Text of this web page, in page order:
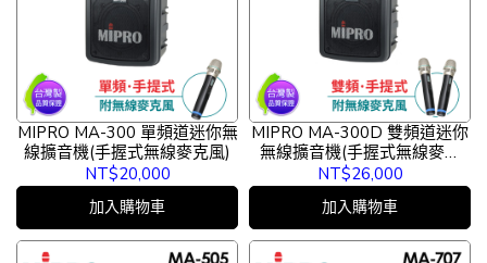
MIPRO MA-300 單頻道迷你無
線擴音機(手握式無線麥克風)
NT$20,000
加入購物車
MIPRO MA-300D 雙頻道迷你
無線擴音機(手握式無線麥克
風)
NT$26,000
加入購物車